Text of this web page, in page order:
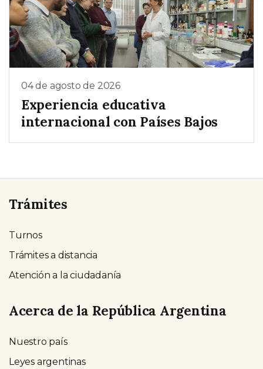
04 de agosto de 2026
Experiencia educativa
internacional con Países Bajos
Trámites
Turnos
Trámites a distancia
Atención a la ciudadanía
Acerca de la República Argentina
Nuestro país
Leyes argentinas